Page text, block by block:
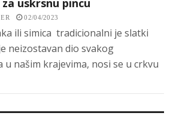
uskrsnu pincu
02/04/2023
ili simica tradicionalni je slatki
neizostavan dio svakog
u našim krajevima, nosi se u crkvu